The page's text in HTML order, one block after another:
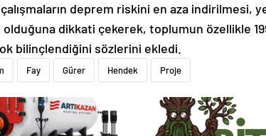
deprem riskini en aza indirilmesi,
olduğuna dikkati çekerek, toplumun özellikle
bilinçlendiğini sözlerini ekledi.
Fay Gürer Hendek Proje